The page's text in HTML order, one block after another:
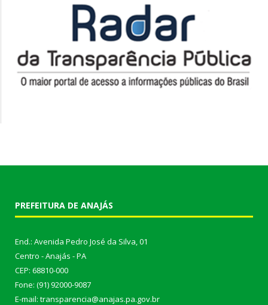
PREFEITURA DE ANAJÁS
End.: Avenida Pedro José da Silva, 01
Centro - Anajás - PA
CEP: 68810-000
Fone: (91) 92000-9087
E-mail: transparencia@anajas.pa.gov.br